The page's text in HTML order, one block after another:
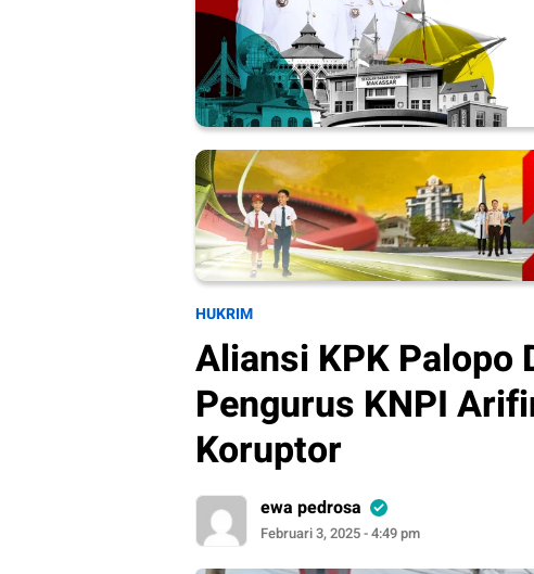
HUKRIM
Aliansi KPK Palopo
Pengurus KNPI
Koruptor
ewa pedrosa
Februari 3, 2025 - 4:49 pm